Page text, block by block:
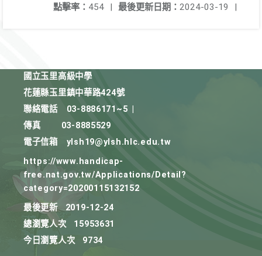
最後更新日期： 2024-03-19 |
點擊率： 454 |
國立玉里高級中學
花蓮縣玉里鎮中華路424號
聯絡電話
03-8886171~5
傳真
03-8885529
電子信箱
ylsh19@ylsh.hlc.edu.tw
https://www.handicap-
free.nat.gov.tw/Applications/Detail?
category=20200115132152
最後更新
2019-12-24
總瀏覽人次
15953631
今日瀏覽人次
9734